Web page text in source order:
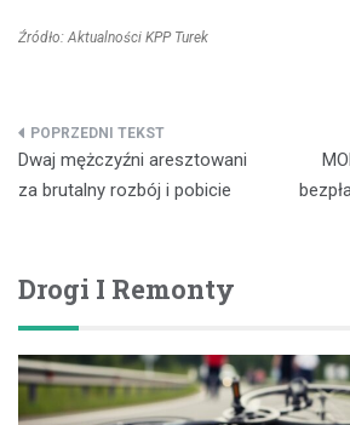
Źródło: Aktualności KPP Turek
Nawigacja
wpisu
Dwaj mężczyźni aresztowani
za brutalny rozbój i pobicie
Drogi I Remonty